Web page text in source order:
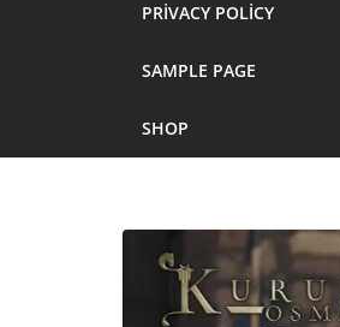
PRIVACY POLICY
SAMPLE PAGE
SHOP